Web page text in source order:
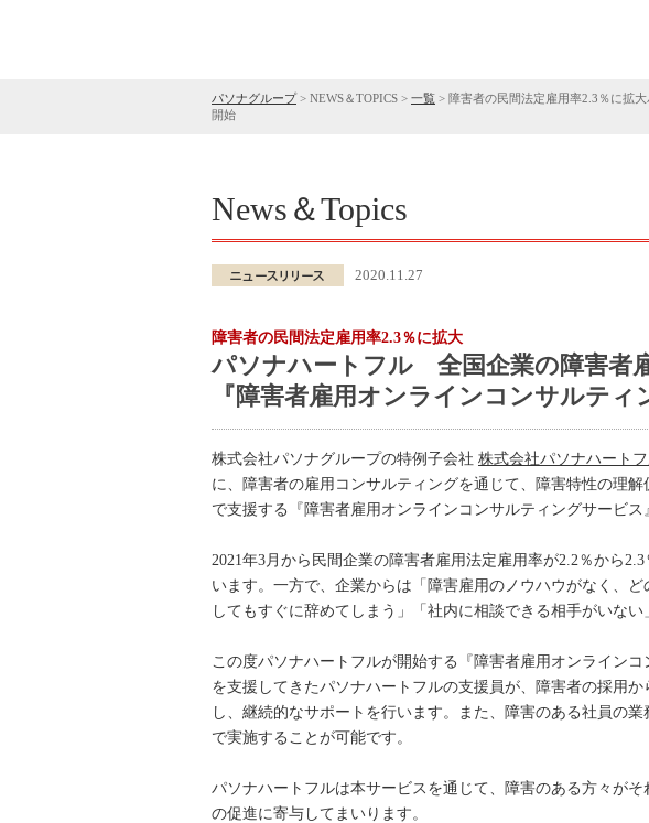
パソナグループ> NEWS＆TOPICS > 一覧 > 障害者の民間法定雇用率2.3％に拡
開始
News＆Topics
2020.11.27
障害者の民間法定雇用率2.3％に拡大
パソナハートフル 全国企業の障害者
『障害者雇用オンラインコンサルテ
株式会社パソナグループの特例子会社 株式会社パソナハート
に、障害者の雇用コンサルティングを通じて、障害特性の理
で支援する『障害者雇用オンラインコンサルティングサービス
2021年3月から民間企業の障害者雇用法定雇用率が2.2％から
います。一方で、企業からは「障害雇用のノウハウがなく、
してもすぐに辞めてしまう」「社内に相談できる相手がいな
この度パソナハートフルが開始する『障害者雇用オンライン
を支援してきたパソナハートフルの支援員が、障害者の採用
し、継続的なサポートを行います。また、障害のある社員の
で実施することが可能です。
パソナハートフルは本サービスを通じて、障害のある方々が
の促進に寄与してまいります。